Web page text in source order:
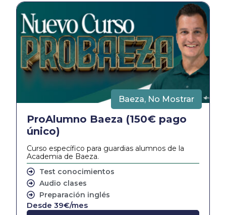
Baeza, No Mostrar
ProAlumno Baeza (150€ pago
único)
Curso específico para guardias alumnos de la
Academia de Baeza.
Test conocimientos
Audio clases
Preparación inglés
Desde 39€/mes